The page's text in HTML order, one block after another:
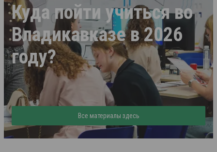
Куда пойти учиться во
Владикавказе в 2026
году?
Все материалы здесь